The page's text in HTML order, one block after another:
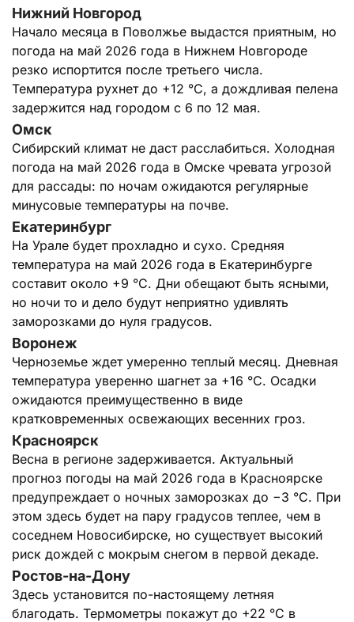
Нижний Новгород
Начало месяца в Поволжье выдастся приятным, но
погода на май 2026 года в Нижнем Новгороде
резко испортится после третьего числа.
Температура рухнет до +12 °C, а дождливая пелена
задержится над городом с 6 по 12 мая.
Омск
Сибирский климат не даст расслабиться. Холодная
погода на май 2026 года в Омске чревата угрозой
для рассады: по ночам ожидаются регулярные
минусовые температуры на почве.
Екатеринбург
На Урале будет прохладно и сухо. Средняя
температура на май 2026 года в Екатеринбурге
составит около +9 °C. Дни обещают быть ясными,
но ночи то и дело будут неприятно удивлять
заморозками до нуля градусов.
Воронеж
Черноземье ждет умеренно теплый месяц. Дневная
температура уверенно шагнет за +16 °C. Осадки
ожидаются преимущественно в виде
кратковременных освежающих весенних гроз.
Красноярск
Весна в регионе задерживается. Актуальный
прогноз погоды на май 2026 года в Красноярске
предупреждает о ночных заморозках до −3 °C. При
этом здесь будет на пару градусов теплее, чем в
соседнем Новосибирске, но существует высокий
риск дождей с мокрым снегом в первой декаде.
Ростов-на-Дону
Здесь установится по-настоящему летняя
благодать. Термометры покажут до +22 °C в